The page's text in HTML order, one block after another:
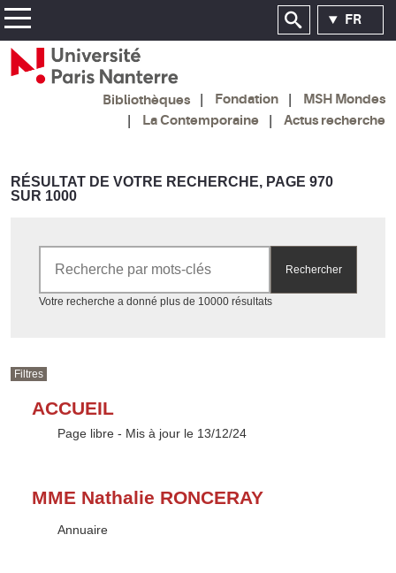
FR
Bibliothèques Fondation
MSH Mondes
La Contemporaine
Actus recherche
RÉSULTAT DE VOTRE RECHERCHE, PAGE 970
SUR 1000
Rechercher
Votre recherche a donné plus de 10000 résultatsAccéder aux résultats
Filtres
ACCUEIL
Type :
Page libre - Mis à jour le 13/12/24
MME Nathalie RONCERAY
Type :
Annuaire